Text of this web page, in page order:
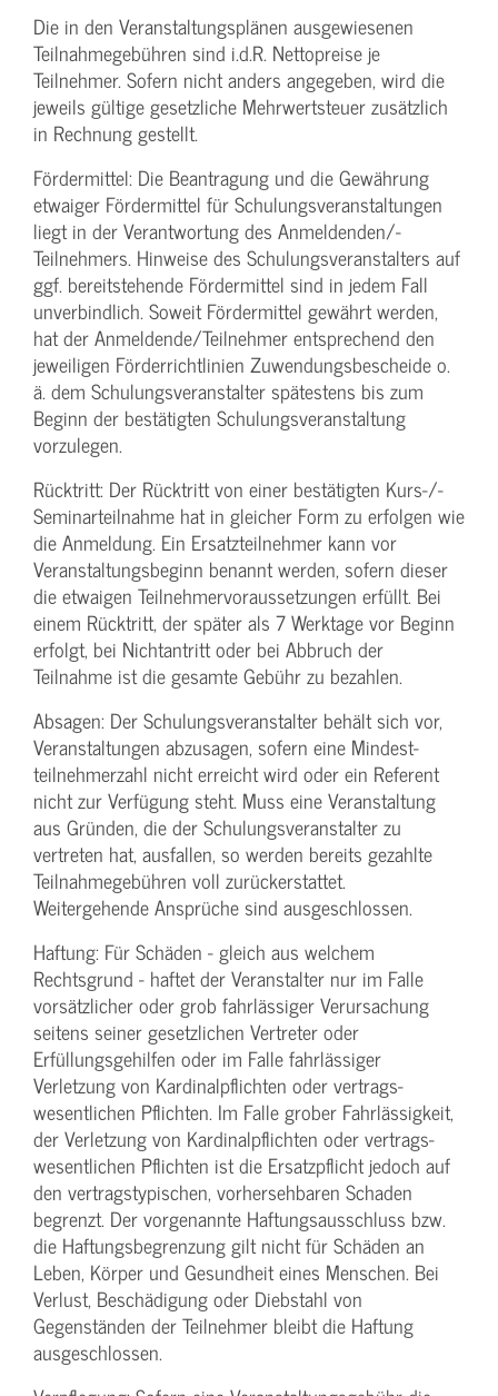
Die in den Veranstaltungsplänen ausgewiesenen
Teilnahmegebühren sind i.d.R. Nettopreise je
Teilnehmer. Sofern nicht anders angegeben, wird die
jeweils gültige gesetzliche Mehrwertsteuer zusätzlich
in Rechnung gestellt.
Fördermittel: Die Beantragung und die Gewährung
etwaiger Fördermittel für Schulungs­veranstaltungen
liegt in der Verantwortung des Anmeldenden/­
Teilnehmers. Hinweise des Schulungs­veranstalters auf
ggf. bereitstehende Fördermittel sind in jedem Fall
unverbindlich. Soweit Fördermittel gewährt werden,
hat der Anmeldende/­Teilnehmer entsprechend den
jeweiligen Förderrichtlinien Zuwendungs­bescheide o.
ä. dem Schulungs­veranstalter spätestens bis zum
Beginn der bestätigten Schulungs­veranstaltung
vorzulegen.
Rücktritt: Der Rücktritt von einer bestätigten Kurs-/­
Seminarteilnahme hat in gleicher Form zu erfolgen wie
die Anmeldung. Ein Ersatzteilnehmer kann vor
Veranstaltungs­beginn benannt werden, sofern dieser
die etwaigen Teilnehmer­voraussetzungen erfüllt. Bei
einem Rücktritt, der später als 7 Werktage vor Beginn
erfolgt, bei Nichtantritt oder bei Abbruch der
Teilnahme ist die gesamte Gebühr zu bezahlen.
Absagen: Der Schulungs­veranstalter behält sich vor,
Veranstaltungen abzusagen, sofern eine Mindest­
teilnehmerzahl nicht erreicht wird oder ein Referent
nicht zur Verfügung steht. Muss eine Veranstaltung
aus Gründen, die der Schulungs­veranstalter zu
vertreten hat, ausfallen, so werden bereits gezahlte
Teilnahme­gebühren voll zurückerstattet.
Weitergehende Ansprüche sind ausgeschlossen.
Haftung: Für Schäden - gleich aus welchem
Rechtsgrund - haftet der Veranstalter nur im Falle
vorsätzlicher oder grob fahrlässiger Verursachung
seitens seiner gesetzlichen Vertreter oder
Erfüllungsgehilfen oder im Falle fahrlässiger
Verletzung von Kardinalpflichten oder vertrags­
wesentlichen Pflichten. Im Falle grober Fahrlässigkeit,
der Verletzung von Kardinalpflichten oder vertrags­
wesentlichen Pflichten ist die Ersatzpflicht jedoch auf
den vertragstypischen, vorhersehbaren Schaden
begrenzt. Der vorgenannte Haftungs­ausschluss bzw.
die Haftungs­begrenzung gilt nicht für Schäden an
Leben, Körper und Gesundheit eines Menschen. Bei
Verlust, Beschädigung oder Diebstahl von
Gegenständen der Teilnehmer bleibt die Haftung
ausgeschlossen.